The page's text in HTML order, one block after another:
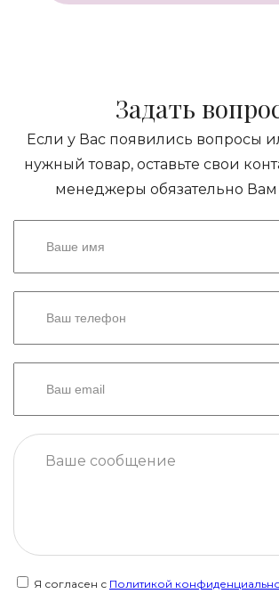
Задать
Если у Вас появились вопросы
нужный товар, оставьте свои
менеджеры обязательно Вам
Я согласен с Политикой